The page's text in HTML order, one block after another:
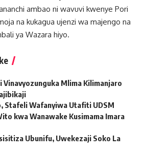
ambao ni wavuvi kwenye Pori
na kukagua ujenzi wa majengo na
ya Wazara hiyo.
Vinavyozunguka Mlima Kilimanjaro
Stafeli Wafanyiwa Utafiti UDSM
kwa Wanawake Kusimama Imara
Ubunifu, Uwekezaji Soko La